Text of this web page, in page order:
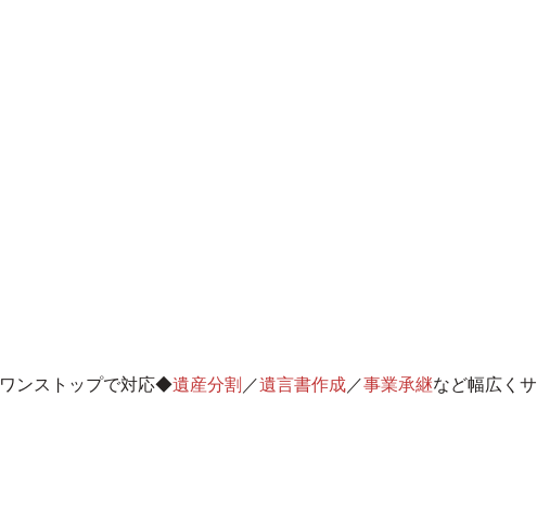
ワンストップで対応◆遺産分割 ／遺言書作成 ／事業承継など幅広くサ